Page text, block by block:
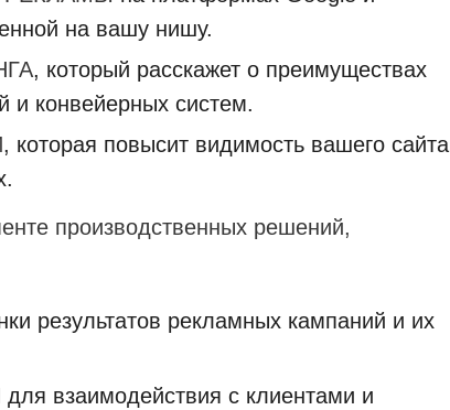
на вашу нишу.
, который расскажет о преимуществах
и конвейерных систем.
, которая повысит видимость вашего сайта
производственных решений,
результатов рекламных кампаний и их
для взаимодействия с клиентами и